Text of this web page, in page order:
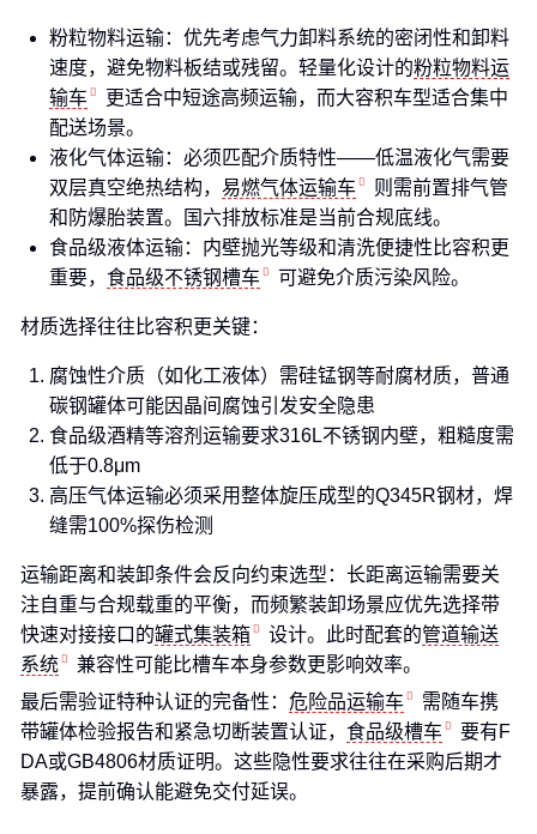
粉粒物料运输：优先考虑气力卸料系统的密闭性和卸料
速度，避免物料板结或残留。轻量化设计的粉粒物料运
输车
更适合中短途高频运输，而大容积车型适合集中
配送场景。
液化气体运输：必须匹配介质特性——低温液化气需要
双层真空绝热结构， 易燃气体运输车
则需前置排气管
和防爆胎装置。国六排放标准是当前合规底线。
食品级液体运输：内壁抛光等级和清洗便捷性比容积更
重要， 食品级不锈钢槽车 可避免介质污染风险。
材质选择往往比容积更关键：
腐蚀性介质（如化工液体）需硅锰钢等耐腐材质，普通
碳钢罐体可能因晶间腐蚀引发安全隐患
食品级酒精等溶剂运输要求316L不锈钢内壁，粗糙度需
低于0.8μm
高压气体运输必须采用整体旋压成型的Q345R钢材，焊
缝需100%探伤检测
运输距离和装卸条件会反向约束选型：长距离运输需要关
注自重与合规载重的平衡，而频繁装卸场景应优先选择带
快速对接接口的罐式集装箱 设计。此时配套的管道输送
系统
兼容性可能比槽车本身参数更影响效率。
最后需验证特种认证的完备性： 危险品运输车
需随车携
带罐体检验报告和紧急切断装置认证， 食品级槽车
要有F
DA或GB4806材质证明。这些隐性要求往往在采购后期才
暴露，提前确认能避免交付延误。